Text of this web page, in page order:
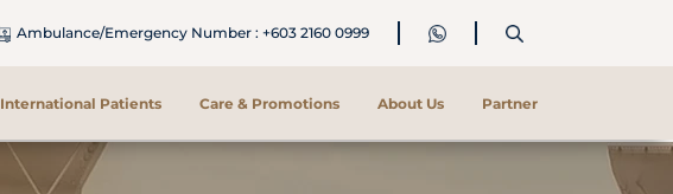
Ambulance/Emergency Number : +603 2160 0999
International Patients Care & Promotions About Us Partner